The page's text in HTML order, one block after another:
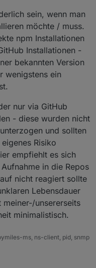
sein, wenn man
möchte / muss.
npm Installationen
Installationen -
bekannten Version
wenigstens ein
nur via GitHub
- diese wurden nicht
und sollten
Risiko
empfiehlt es sich
in die Repos
nicht reagiert sollte
Lebensdauer
unsererseits
minimalistisch.
ms, ns-client, pid, snmp